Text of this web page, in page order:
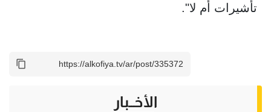
تأشيرات أم لا".
الأخــبار